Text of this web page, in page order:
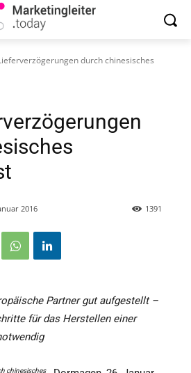
durch chinesisches
2016 1391
Partner gut aufgestellt –
für das Herstellen einer